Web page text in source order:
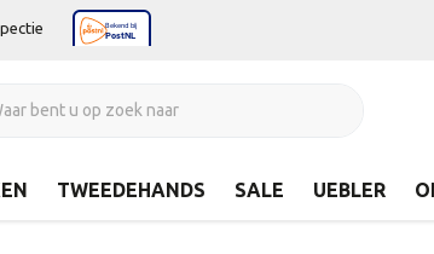
TWEEDEHANDS SALE UEBLER